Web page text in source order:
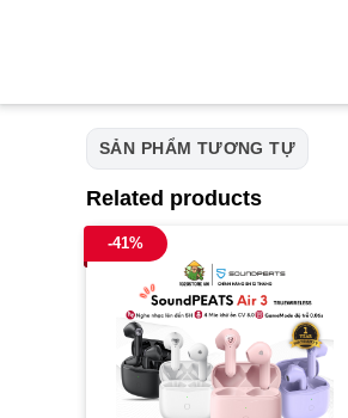
SẢN PHẨM TƯƠNG TỰ
Related products
-41%